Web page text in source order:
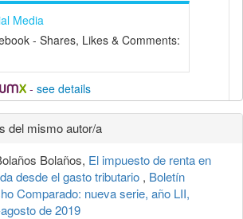
Media
- Shares, Likes & Comments:
- see details
del mismo autor/a
Bolaños, El impuesto de renta en
desde el gasto tributario , Boletín
Comparado: nueva serie, año LII,
de 2019